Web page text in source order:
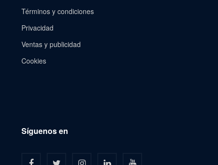
Términos y condiciones
Privacidad
Ventas y publicidad
Cookies
Síguenos en